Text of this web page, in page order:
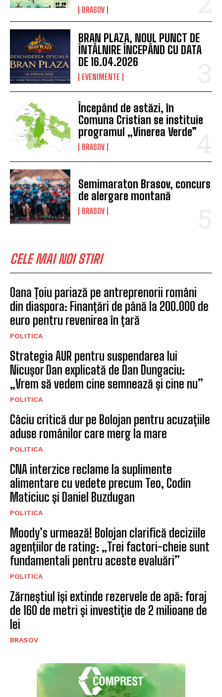
BRASOV
BRAN PLAZA, NOUL PUNCT DE
ÎNTÂLNIRE ÎNCEPÂND CU DATA
DE 16.04.2026
EVENIMENTE
Începând de astăzi, în
Comuna Cristian se instituie
programul „Vinerea Verde”
BRASOV
Semimaraton Brasov, concurs
de alergare montană
BRASOV
CELE MAI NOI STIRI
Oana Țoiu pariază pe antreprenorii români
din diaspora: Finanțări de până la 200.000 de
euro pentru revenirea în țară
POLITICA
Strategia AUR pentru suspendarea lui
Nicușor Dan explicată de Dan Dungaciu:
„Vrem să vedem cine semnează și cine nu”
POLITICA
Câciu critică dur pe Bolojan pentru acuzațiile
aduse românilor care merg la mare
POLITICA
CNA interzice reclame la suplimente
alimentare cu vedete precum Teo, Codin
Maticiuc și Daniel Buzdugan
POLITICA
Moody’s urmează! Bolojan clarifică deciziile
agențiilor de rating: „Trei factori-cheie sunt
fundamentali pentru aceste evaluări”
POLITICA
Zărneștiul își extinde rezervele de apă: foraj
de 160 de metri și investiție de 2 milioane de
lei
BRASOV